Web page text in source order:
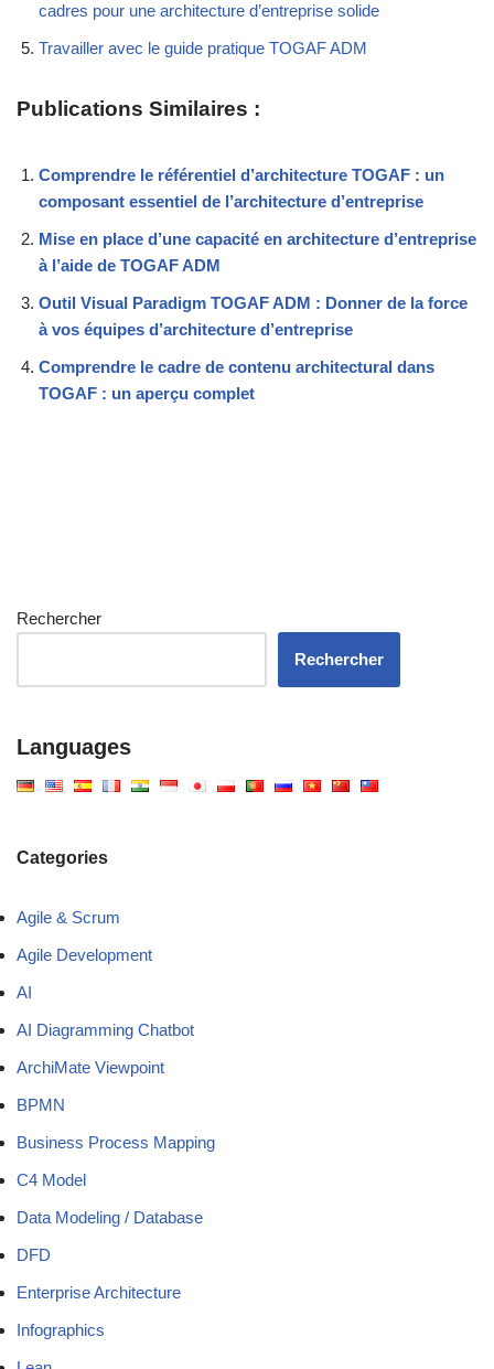
cadres pour une architecture d’entreprise solide
Travailler avec le guide pratique TOGAF ADM
Publications Similaires :
Comprendre le référentiel d’architecture TOGAF : un
composant essentiel de l’architecture d’entreprise
Mise en place d’une capacité en architecture d’entreprise
à l’aide de TOGAF ADM
Outil Visual Paradigm TOGAF ADM : Donner de la force
à vos équipes d’architecture d’entreprise
Comprendre le cadre de contenu architectural dans
TOGAF : un aperçu complet
Rechercher
Rechercher
Languages
Categories
Agile & Scrum
Agile Development
AI
AI Diagramming Chatbot
ArchiMate Viewpoint
BPMN
Business Process Mapping
C4 Model
Data Modeling / Database
DFD
Enterprise Architecture
Infographics